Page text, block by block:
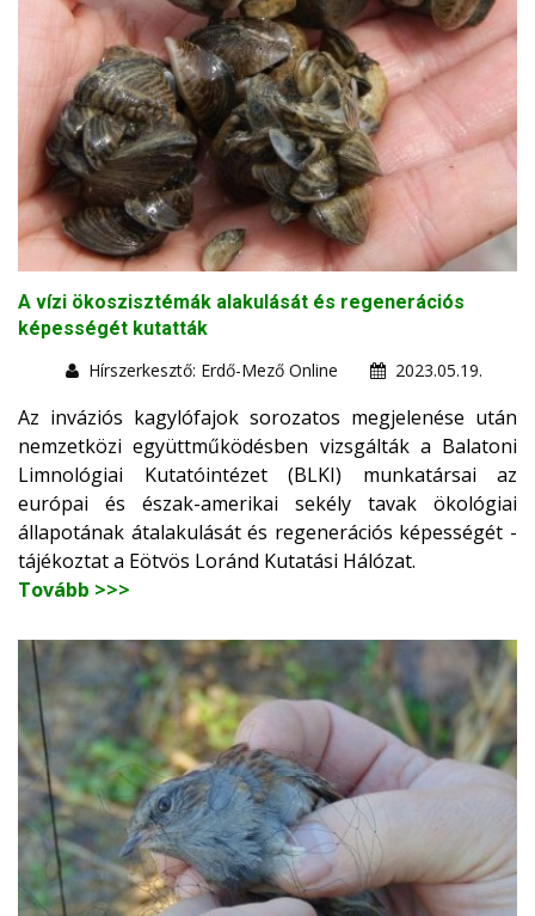
A vízi ökoszisztémák alakulását és regenerációs
képességét kutatták
Hírszerkesztő: Erdő-Mező Online
2023.05.19.
Az inváziós kagylófajok sorozatos megjelenése után
nemzetközi együttműködésben vizsgálták a Balatoni
Limnológiai Kutatóintézet (BLKI) munkatársai az
európai és észak-amerikai sekély tavak ökológiai
állapotának átalakulását és regenerációs képességét -
tájékoztat a Eötvös Loránd Kutatási Hálózat.
Tovább >>>